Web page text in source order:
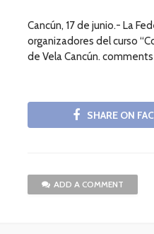
Cancún, 17 de junio.- La
organizadores del curso
de Vela Cancún. comments
SHARE ON
ADD A COMMENT